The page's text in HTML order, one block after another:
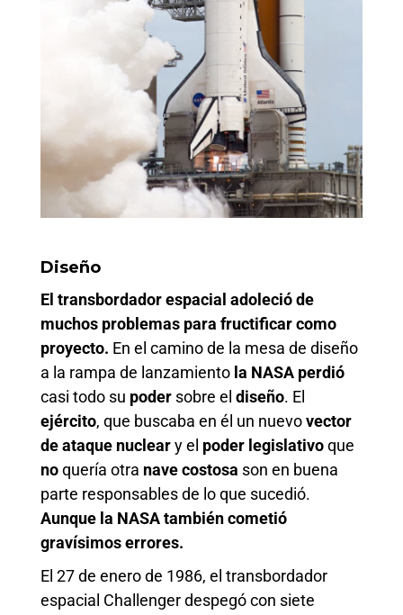
Diseño
El transbordador espacial adoleció de
muchos problemas para fructificar como
proyecto. En el camino de la mesa de diseño
a la rampa de lanzamiento la NASA perdió
casi todo su poder sobre el diseño. El
ejército, que buscaba en él un nuevovector
de ataque nucleary el poder legislativoque
noquería otra nave costosa son en buena
parte responsables de lo que sucedió.
Aunque la NASA también cometió
gravísimos errores.
El 27 de enero de 1986, el transbordador
espacial Challenger despegó con siete